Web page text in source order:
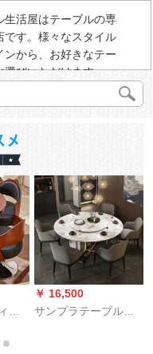
生活屋はテーブルの専
です。様々なスタイル
ンから、お好きなテー
選びいただけます。
ス
わ
￥ 16,500
サンプラテーブル北